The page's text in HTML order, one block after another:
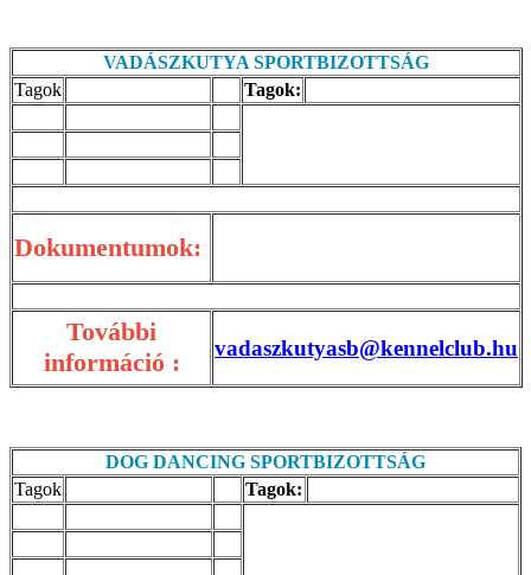
VADÁSZKUTYA SPORTBIZOTTSÁG
Tagok
Tagok:
Dokumentumok:
További
információ :
vadaszkutyasb@kennelclub.hu
DOG DANCING SPORTBIZOTTSÁG
Tagok
Tagok: